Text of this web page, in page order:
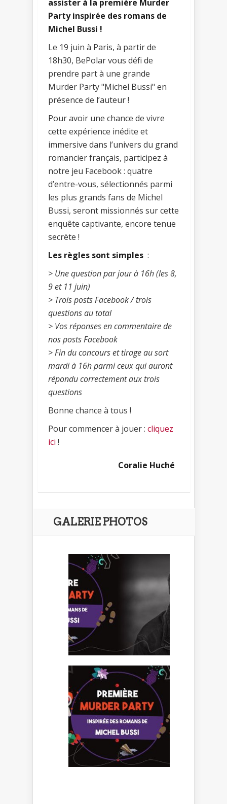
assister à la première Murder
Party inspirée des romans de
Michel Bussi !
Le 19 juin à Paris, à partir de
18h30, BePolar vous défi de
prendre part à une grande
Murder Party "Michel Bussi" en
présence de l’auteur !
Pour avoir une chance de vivre
cette expérience inédite et
immersive dans l’univers du grand
romancier français, participez à
notre jeu Facebook : quatre
d’entre-vous, sélectionnés parmi
les plus grands fans de Michel
Bussi, seront missionnés sur cette
enquête captivante, encore tenue
secrète !
Les règles sont simples :
> Une question par jour à 16h (les 8,
9 et 11 juin)
> Trois posts Facebook / trois
questions au total
> Vos réponses en commentaire de
nos posts Facebook
> Fin du concours et tirage au sort
mardi à 16h parmi ceux qui auront
répondu correctement aux trois
questions
Bonne chance à tous !
Pour commencer à jouer : cliquez
ici !
Coralie Huché
GALERIE PHOTOS